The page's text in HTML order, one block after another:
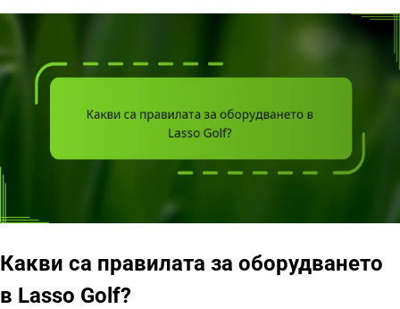
Какви са правилата за оборудването
в Lasso Golf?